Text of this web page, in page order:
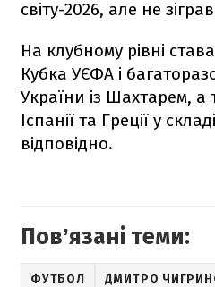
світу-2026, але не
На клубному рівні
Кубка УЄФА і
України із Шахтарем,
Іспанії та Греції у
відповідно.
Повʼязані теми:
ФУТБОЛ ДМИТРО